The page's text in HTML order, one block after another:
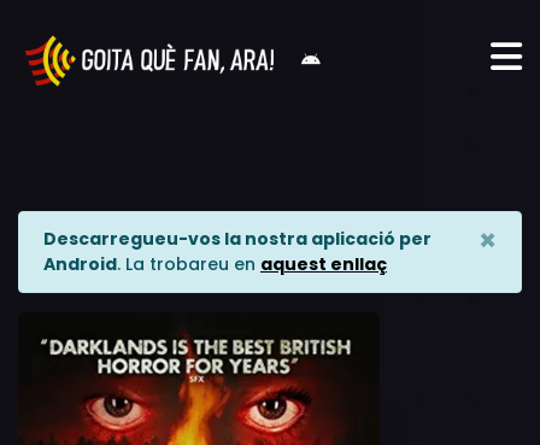
Descarregueu-vos la nostra aplicació per
Android. La trobareu en aquest enllaç
×